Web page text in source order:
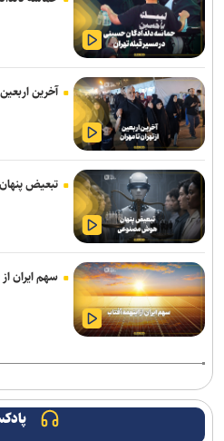
۱۰ ماه انزوا در جنوبگان راز کار تیمی برای سفر به مریخ را آشکار کرد
سهم ایران از «ابر ال‌نینو» احتمال
خشکسالی
مکالمات متنی برای کاربران رایگان
حضور ۲۰۰ شرکت‌کننده از ۱۴ کشور در المپیک فناوری ۲۰۲۶
قابلیت رزرو هتل و سفارش غذا به
چرا پیشرفته‌ترین هوش‌مصنوعی‌ هم
بازی Quake به مناسبت ۳۰ سالگی، صاحب کمپین داستانی جدیدی شد
دریافت کنند
دستگاه مترجم جیبی جدید گوگل بدون
می‌کند
آخرین
تبعیض
سهم ایران از